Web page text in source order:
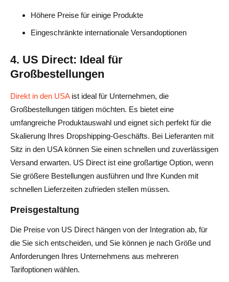
Höhere Preise für einige Produkte
Eingeschränkte internationale Versandoptionen
4. US Direct: Ideal für
Großbestellungen
Direkt in den USAist ideal für Unternehmen, die
Großbestellungen tätigen möchten. Es bietet eine
umfangreiche Produktauswahl und eignet sich perfekt für die
Skalierung Ihres Dropshipping-Geschäfts. Bei Lieferanten mit
Sitz in den USA können Sie einen schnellen und zuverlässigen
Versand erwarten. US Direct ist eine großartige Option, wenn
Sie größere Bestellungen ausführen und Ihre Kunden mit
schnellen Lieferzeiten zufrieden stellen müssen.
Preisgestaltung
Die Preise von US Direct hängen von der Integration ab, für
die Sie sich entscheiden, und Sie können je nach Größe und
Anforderungen Ihres Unternehmens aus mehreren
Tarifoptionen wählen.